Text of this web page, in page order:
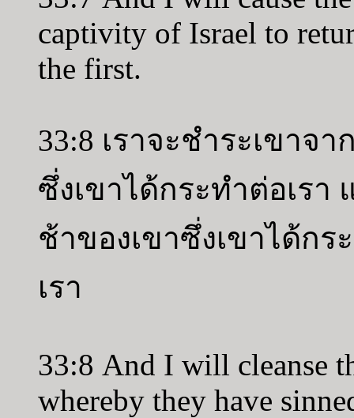
captivity of Israel to
the first.
33:8 เราจะชำระเขาจ
ซึ่งเขาได้กระทำต่อเร
ช้าของเขาซึ่งเขาได้กร
เรา
33:8 And I will cleanse
whereby they have